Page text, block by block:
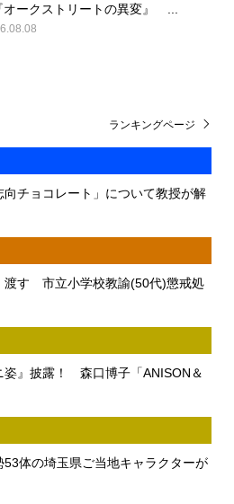
オークストリートの異変』 ...
チョコレート」について教授が解
渡す 市立小学校教諭(50代)懲戒処
姿』披露！ 森口博子「ANISON＆
体の埼玉県ご当地キャラクターが
ランキングページ